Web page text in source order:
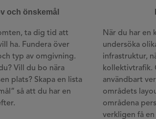
och önskemål
ta dig tid att
ha. Fundera över
typ av omgivning.
Vill du bo nära
plats? Skapa en lista
så att du har en
När du har en
undersöka
infrastruktur,
kollektivtrafik.
användbart
områdets
områdena
verkligen få